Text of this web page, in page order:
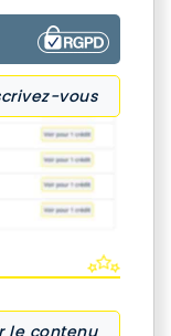
vous
le contenu